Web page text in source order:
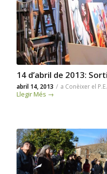
14 d’abril de 2013:
abril 14, 2013 / a Conèixer el P.E.
Llegir Més →